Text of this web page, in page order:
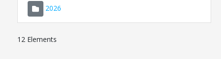
2026
12 Elements